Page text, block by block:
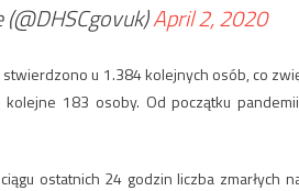
April 2, 2020
u 1.384 kolejnych osób, co
183 osoby. Od początku
ostatnich 24 godzin liczba zmarłych